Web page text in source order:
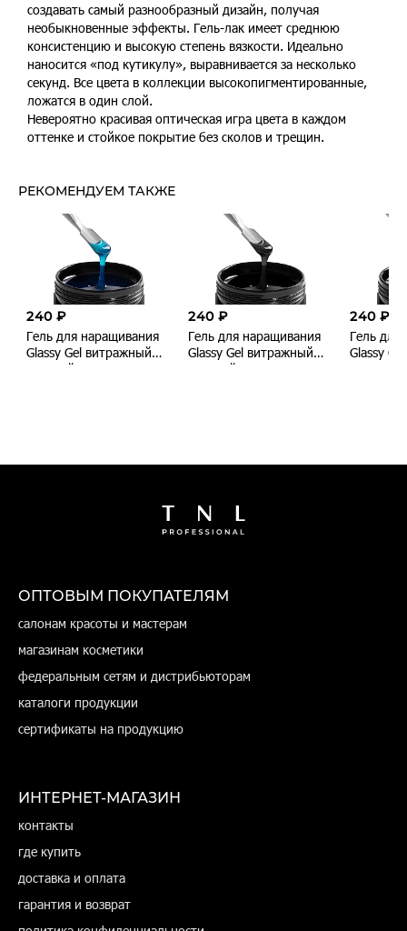
создавать самый разнообразный дизайн, получая
необыкновенные эффекты. Гель-лак имеет среднюю
консистенцию и высокую степень вязкости. Идеально
наносится «под кутикулу», выравнивается за несколько
секунд. Все цвета в коллекции высокопигментированные,
ложатся в один слой.
Невероятно красивая оптическая игра цвета в каждом
оттенке и стойкое покрытие без сколов и трещин.
ВСЕ ВАРИАНТЫ ТОВАРА
В наличии
наличии
В наличии
Нет в
наличии
РЕКОМЕНДУЕМ ТАКЖЕ
240 ₽
Гель для наращивания
Glassy Gel витражный
цветной №7 -
240 ₽
Гель для наращивания
Glassy Gel витражный
цветной №3 -
240 ₽
Гель для
Glassy
ОПТОВЫМ ПОКУПАТЕЛЯМ
салонам красоты и мастерам
магазинам косметики
федеральным сетям и дистрибьюторам
каталоги продукции
сертификаты на продукцию
ИНТЕРНЕТ-МАГАЗИН
контакты
где купить
доставка и оплата
гарантия и возврат